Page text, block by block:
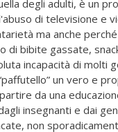
degli adulti, è un
di televisione e
ma anche
bibite gassate,
incapacità di molti
un vero e
da una
insegnanti e dai
non